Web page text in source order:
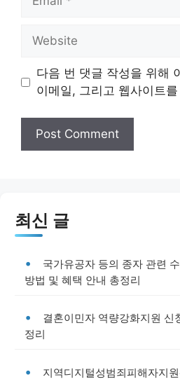
Website
다음 번 댓글 작성을 위해
이메일, 그리고 웹사이트
최신 글
국가유공자 등의 종자 관련
방법 및 혜택 안내 총정리
결혼이민자 역량강화지원 신
정리
지역디지털성범죄피해자지